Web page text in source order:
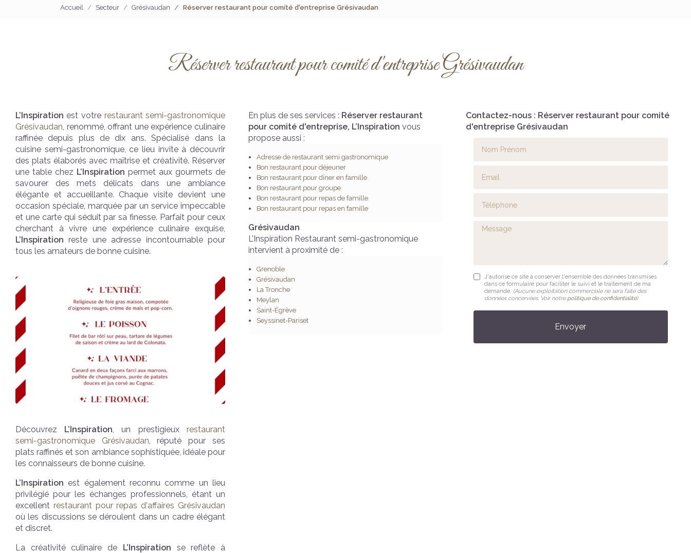
Accueil Secteur Grésivaudan Réserver restaurant pour comité d'entreprise Grésivaudan
Réserver restaurant pour comité d'entreprise Grésivaudan
L’Inspiration est votre restaurant semi-gastronomique
Grésivaudan, renommé, offrant une expérience culinaire
raffinée depuis plus de dix ans. Spécialisé dans la
cuisine semi-gastronomique, ce lieu invite à découvrir
des plats élaborés avec maîtrise et créativité. Réserver
une table chez L’Inspiration permet aux gourmets de
savourer des mets délicats dans une ambiance
élégante et accueillante. Chaque visite devient une
occasion spéciale, marquée par un service impeccable
et une carte qui séduit par sa finesse. Parfait pour ceux
cherchant à vivre une expérience culinaire exquise,
L’Inspiration reste une adresse incontournable pour
tous les amateurs de bonne cuisine.
Découvrez L’Inspiration , un prestigieux restaurant
semi-gastronomique Grésivaudan , réputé pour ses
plats raffinés et son ambiance sophistiquée, idéale pour
les connaisseurs de bonne cuisine.
L’Inspiration est également reconnu comme un lieu
privilégié pour les échanges professionnels, étant un
excellent restaurant pour repas d'affaires Grésivaudan
où les discussions se déroulent dans un cadre élégant
et discret.
La créativité culinaire de L’Inspiration se reflète à
En plus de ses services : Réserver restaurant
pour comité d'entreprise, L’Inspiration vous
propose aussi :
Adresse de restaurant semi gastronomique
Bon restaurant pour déjeuner
Bon restaurant pour dîner en famille
Bon restaurant pour groupe
Bon restaurant pour repas de famille
Bon restaurant pour repas en famille
Grésivaudan
L’Inspiration Restaurant semi-gastronomique
intervient à proximité de :
Grenoble
Grésivaudan
La Tronche
Meylan
Saint-Égrève
Seyssinet-Pariset
Contactez-nous : Réserver restaurant pour comité
d'entreprise Grésivaudan
Message
J'autorise ce site à conserver l'ensemble des données transmises
dans ce formulaire pour faciliter le suivi et le traitement de ma
demande. (Aucune exploitation commerciale ne sera faite des
données concervées. Voir notre politique de confidentialité)